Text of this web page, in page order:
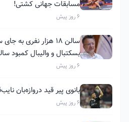
مسابقات جهانی کشتی!
6 روز پیش
بسکتبال و والیبال کمبود
6 روز پیش
بانوی پیر قید دروازه‌بان
6 روز پیش